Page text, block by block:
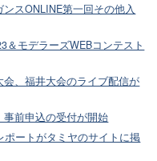
スONLINE第一回その他入
モデラーズWEBコンテスト
、福井大会のライブ配信が
前申込の受付が開始
ポートがタミヤのサイトに掲